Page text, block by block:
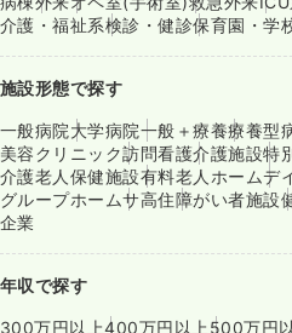
介護・福祉系検診・健診保育園・学
施設形態で探す
一般病院大学病院一般＋療養療養型
美容クリニック訪問看護介護施設特
介護老人保健施設有料老人ホームデ
グループホームサ高住障がい者施設
企業
年収で探す
300万円以上400万円以上 500万円